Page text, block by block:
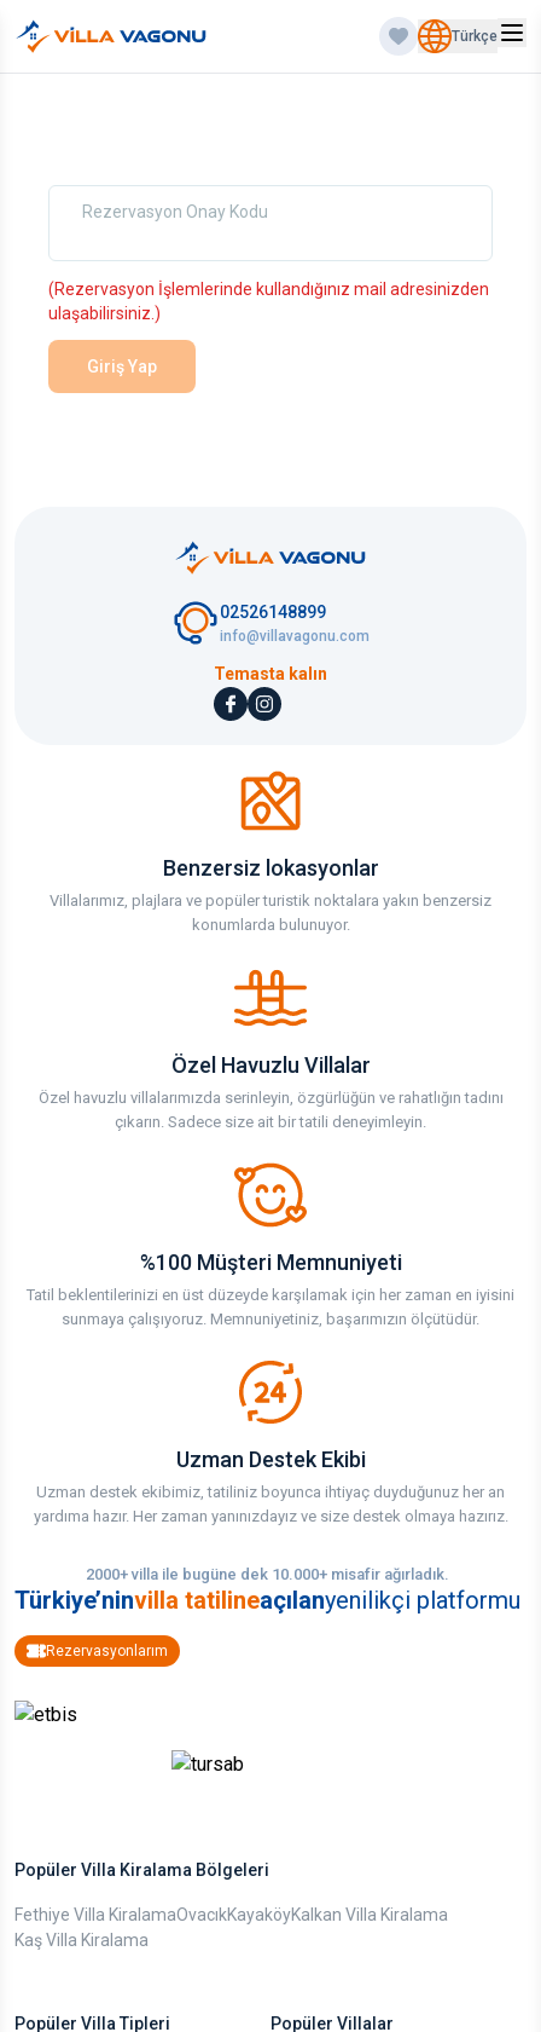
Türkçe
Rezervasyon Onay Kodu
(Rezervasyon İşlemlerinde kullandığınız mail adresinizden
ulaşabilirsiniz.)
Giriş Yap
02526148899
info@villavagonu.com
Temasta kalın
Benzersiz lokasyonlar
Villalarımız, plajlara ve popüler turistik noktalara yakın benzersiz
konumlarda bulunuyor.
Özel Havuzlu Villalar
Özel havuzlu villalarımızda serinleyin, özgürlüğün ve rahatlığın tadını
çıkarın. Sadece size ait bir tatili deneyimleyin.
%100 Müşteri Memnuniyeti
Tatil beklentilerinizi en üst düzeyde karşılamak için her zaman en iyisini
sunmaya çalışıyoruz. Memnuniyetiniz, başarımızın ölçütüdür.
Uzman Destek Ekibi
Uzman destek ekibimiz, tatiliniz boyunca ihtiyaç duyduğunuz her an
yardıma hazır. Her zaman yanınızdayız ve size destek olmaya hazırız.
2000+ villa ile bugüne dek 10.000+ misafir ağırladık.
Türkiye’ninvilla tatilineaçılanyenilikçi platformu
Rezervasyonlarım
Popüler Villa Kiralama Bölgeleri
Fethiye Villa KiralamaOvacıkKayaköyKalkan Villa Kiralama
Kaş Villa Kiralama
Popüler Villa Tipleri Popüler Villalar